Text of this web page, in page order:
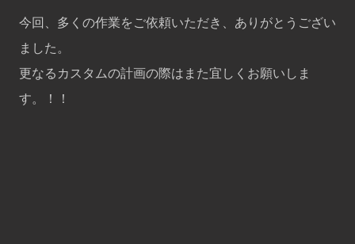
今回、多くの作業をご依頼いただき、ありがとうござい
ました。
更なるカスタムの計画の際はまた宜しくお願いしま
す。！！